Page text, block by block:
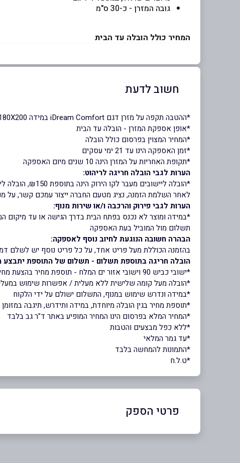
גובה המזרן - כ-30 ס"מ
המחיר כולל הובלה עד הבית
חשוב לדעת
*ההטבה תקפה על מזרן דגם iDream Comfort במידה 180X200 בלבד
*אופן אספקת המזרן - הובלה עד הבית
*המחיר המצוין בפרסום כולל הובלה
*זמן האספקה הינו עד 21 ימי עסקים
*תקופת האחריות על המזרן הינה 10 שנים מיום האספקה
הערות לגבי הובלה חריגה לריהוט:
*הובלה ליישובים מעבר לקו הירוק הינה בתוספת ₪150, הובלה ליישובי אילת (מאזור שדה בוקר ודרומה) הינה בתוספת ₪500
לאחר השלמת הזמנה, נציג מטעם החברה ייצור עמכם קשר, על
הערות לגבי פירוק והרכבה ו/או שירות מנוף:
*במידה ומוצר לא נכנס בפתח הבית בדרך הגישה או עד מיקום
תשלום מול המוביל בעת האספקה
הבהרה חשובה הנוגעת לחיוב נוסף לאספקה:
בהזמנה הכוללת מעל פריט אחד, על כל פריט נוסף יש לשלם
הובלה חריגה בתוספת תשלום - תשלום של התוספת יתבצע
*ישובי כביש 90 וישובי אזור ים המלח - תוספת מחיר בהצעת מחיר ישירה מול הספק
*הובלה מעל קומה שלישית ללא מעלית / אפשרות שימוש במעלית -
*במידה ונדרש שימוש במנוף, התשלום ישולם על ידי הלקוח
*תוספת מחיר בגין הובלה מיוחדת, במידה ותידרש, תיגבה
*המחיר המלא בפרסום הינו המחיר המופיע באתר ד"ר גב בלבד
*ללא כפל מבצעים והטבות
*עד גמר המלאי
*התמונות להמחשה בלבד
*ט.ל.ח
פרטי הספק